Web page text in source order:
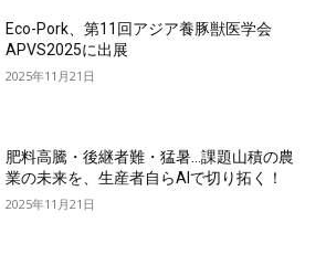
Eco-Pork、第11回アジア養豚獣医学会
APVS2025に出展
2025年11月21日
肥料高騰・後継者難・猛暑…課題山積の農
業の未来を、生産者自らAIで切り拓く！
2025年11月21日